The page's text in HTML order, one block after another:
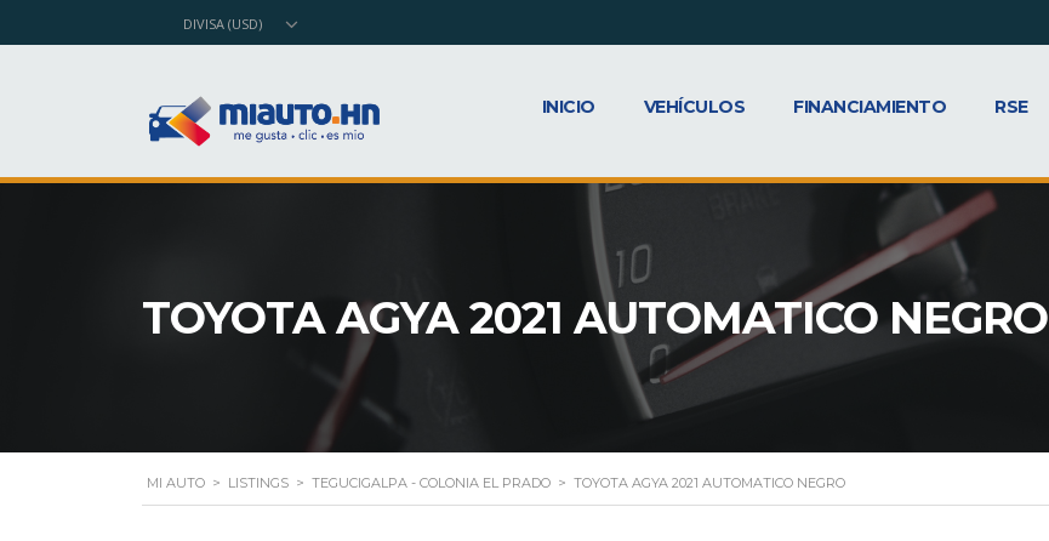
DIVISA (USD)
INICIO VEHÍCULOS FINANCIAMIENTO RSE
TOYOTA AGYA 2021 AUTOMATICO NEGRO
MI AUTO > LISTINGS > TEGUCIGALPA - COLONIA EL PRADO > TOYOTA AGYA 2021 AUTOMATICO NEGRO